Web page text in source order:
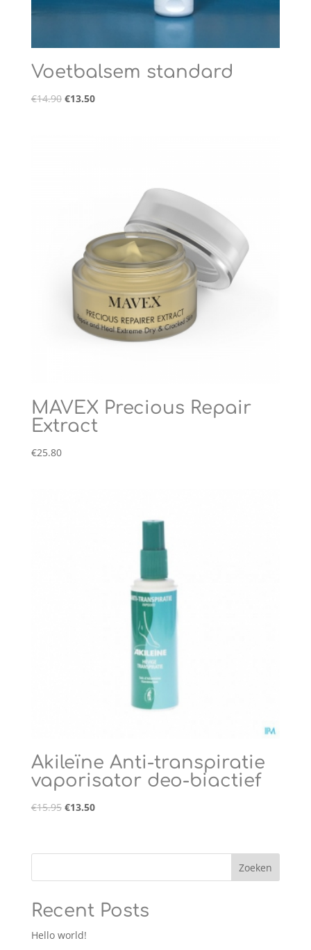
Voetbalsem standard
€14.90 €13.50
MAVEX Precious Repair
Extract
€25.80
Akileïne Anti-transpiratie
vaporisator deo-biactief
€15.95 €13.50
Zoeken
Recent Posts
Hello world!